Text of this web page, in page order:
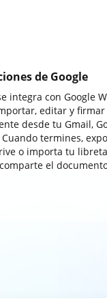
de Google
integra con Google
editar y
desde tu Gmail,
termines,
o importa tu
el